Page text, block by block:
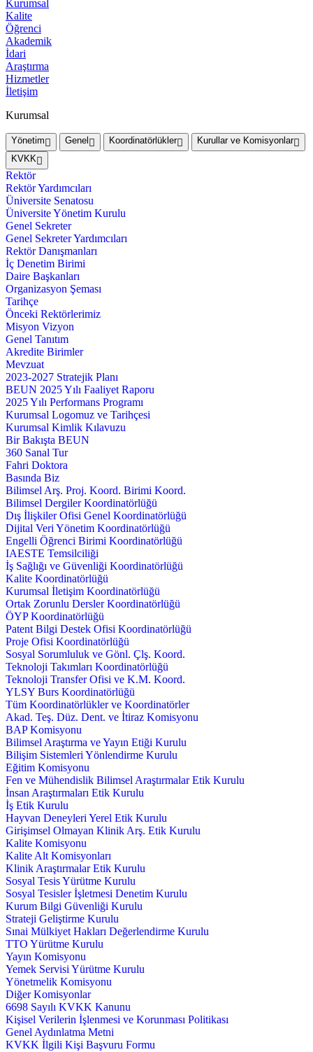
Kurumsal
Kalite
Öğrenci
Akademik
İdari
Araştırma
Hizmetler
İletişim
Kurumsal
Yönetim Genel Koordinatörlükler
Kurullar ve Komisyonlar
KVKK
Rektör
Rektör Yardımcıları
Üniversite Senatosu
Üniversite Yönetim Kurulu
Genel Sekreter
Genel Sekreter Yardımcıları
Rektör Danışmanları
İç Denetim Birimi
Daire Başkanları
Organizasyon Şeması
Tarihçe
Önceki Rektörlerimiz
Misyon Vizyon
Genel Tanıtım
Akredite Birimler
Mevzuat
2023-2027 Stratejik Planı
BEUN 2025 Yılı Faaliyet Raporu
2025 Yılı Performans Programı
Kurumsal Logomuz ve Tarihçesi
Kurumsal Kimlik Kılavuzu
Bir Bakışta BEUN
360 Sanal Tur
Fahri Doktora
Basında Biz
Bilimsel Arş. Proj. Koord. Birimi Koord.
Bilimsel Dergiler Koordinatörlüğü
Dış İlişkiler Ofisi Genel Koordinatörlüğü
Dijital Veri Yönetim Koordinatörlüğü
Engelli Öğrenci Birimi Koordinatörlüğü
IAESTE Temsilciliği
İş Sağlığı ve Güvenliği Koordinatörlüğü
Kalite Koordinatörlüğü
Kurumsal İletişim Koordinatörlüğü
Ortak Zorunlu Dersler Koordinatörlüğü
ÖYP Koordinatörlüğü
Patent Bilgi Destek Ofisi Koordinatörlüğü
Proje Ofisi Koordinatörlüğü
Sosyal Sorumluluk ve Gönl. Çlş. Koord.
Teknoloji Takımları Koordinatörlüğü
Teknoloji Transfer Ofisi ve K.M. Koord.
YLSY Burs Koordinatörlüğü
Tüm Koordinatörlükler ve Koordinatörler
Akad. Teş. Düz. Dent. ve İtiraz Komisyonu
BAP Komisyonu
Bilimsel Araştırma ve Yayın Etiği Kurulu
Bilişim Sistemleri Yönlendirme Kurulu
Eğitim Komisyonu
Fen ve Mühendislik Bilimsel Araştırmalar Etik Kurulu
İnsan Araştırmaları Etik Kurulu
İş Etik Kurulu
Hayvan Deneyleri Yerel Etik Kurulu
Girişimsel Olmayan Klinik Arş. Etik Kurulu
Kalite Komisyonu
Kalite Alt Komisyonları
Klinik Araştırmalar Etik Kurulu
Sosyal Tesis Yürütme Kurulu
Sosyal Tesisler İşletmesi Denetim Kurulu
Kurum Bilgi Güvenliği Kurulu
Strateji Geliştirme Kurulu
Sınai Mülkiyet Hakları Değerlendirme Kurulu
TTO Yürütme Kurulu
Yayın Komisyonu
Yemek Servisi Yürütme Kurulu
Yönetmelik Komisyonu
Diğer Komisyonlar
6698 Sayılı KVKK Kanunu
Kişisel Verilerin İşlenmesi ve Korunması Politikası
Genel Aydınlatma Metni
KVKK İlgili Kişi Başvuru Formu